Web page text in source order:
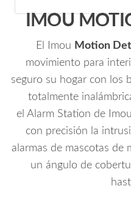
IMOU
El Imou Motion
movimiento para
seguro su hogar con los
totalmente
el Alarm Station de
con precisión la
alarmas de mascotas de
un ángulo de